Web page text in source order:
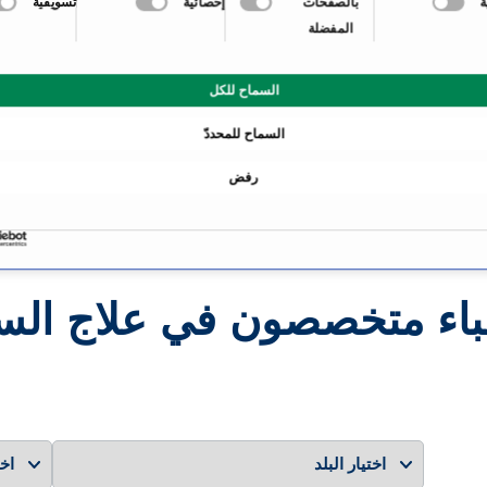
المفضلة
رفض
السماح للمحددّ
السماح للكل
نظرة عامة
متخصصون في علاج